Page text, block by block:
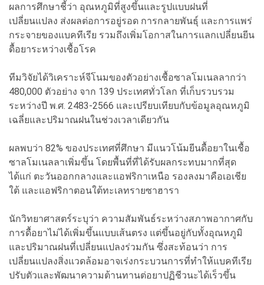
ผลการศึกษาชี้ว่า อุณหภูมิที่สูงขึ้นและรูปแบบฝนที่
เปลี่ยนแปลง ส่งผลต่อการอยู่รอด การกลายพันธุ์ และการแพร่
กระจายของแบคทีเรีย รวมถึงเพิ่มโอกาสในการแลกเปลี่ยนยีน
ดื้อยาระหว่างเชื้อโรค
ทีมวิจัยได้วิเคราะห์จีโนมของตัวอย่างเชื้อซาลโมเนลลากว่า
480,000 ตัวอย่าง จาก 139 ประเทศทั่วโลก ที่เก็บรวบรวม
ระหว่างปี พ.ศ. 2483-2566 และเปรียบเทียบกับข้อมูลอุณหภูมิ
เฉลี่ยและปริมาณฝนในช่วงเวลาเดียวกัน
ผลพบว่า 82% ของประเทศที่ศึกษา มีแนวโน้มยีนดื้อยาในเชื้อ
ซาลโมเนลลาเพิ่มขึ้น โดยพื้นที่ที่ได้รับผลกระทบมากที่สุด
ได้แก่ ตะวันออกกลางและแอฟริกาเหนือ รองลงมาคือเอเชีย
ใต้ และแอฟริกาตอนใต้ทะเลทรายซาฮารา
นักวิทยาศาสตร์ระบุว่า ความสัมพันธ์ระหว่างสภาพอากาศกับ
การดื้อยาไม่ได้เพิ่มขึ้นแบบเส้นตรง แต่ขึ้นอยู่กับทั้งอุณหภูมิ
และปริมาณฝนที่เปลี่ยนแปลงร่วมกัน ซึ่งสะท้อนว่า การ
เปลี่ยนแปลงสิ่งแวดล้อมอาจเร่งกระบวนการที่ทำให้แบคทีเรีย
ปรับตัวและพัฒนาความต้านทานต่อยาปฏิชีวนะได้เร็วขึ้น